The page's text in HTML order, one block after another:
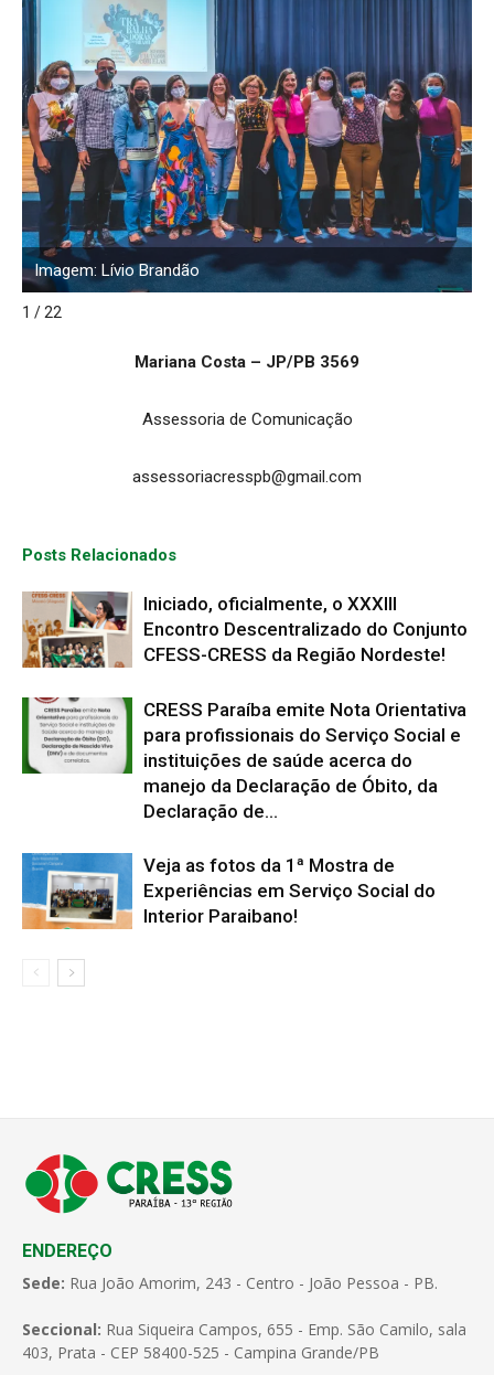
Imagem: Lívio Brandão
1 / 22
Mariana Costa – JP/PB 3569
Assessoria de Comunicação
assessoriacresspb@gmail.com
Posts Relacionados
Iniciado, oficialmente, o XXXIII
Encontro Descentralizado do Conjunto
CFESS-CRESS da Região Nordeste!
CRESS Paraíba emite Nota Orientativa
para profissionais do Serviço Social e
instituições de saúde acerca do
manejo da Declaração de Óbito, da
Declaração de...
Veja as fotos da 1ª Mostra de
Experiências em Serviço Social do
Interior Paraibano!
ENDEREÇO
Sede: Rua João Amorim, 243 - Centro - João Pessoa - PB.
Seccional: Rua Siqueira Campos, 655 - Emp. São Camilo, sala
403, Prata - CEP 58400-525 - Campina Grande/PB